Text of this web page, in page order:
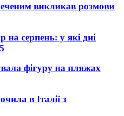
викликав розмови
на серпень: у які дні
фігуру на пляжах
в Італії з